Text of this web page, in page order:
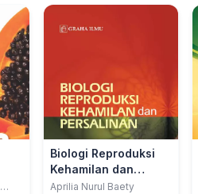
Biologi Reproduksi
Kehamilan dan
Persalinan
Aprilia Nurul Baety